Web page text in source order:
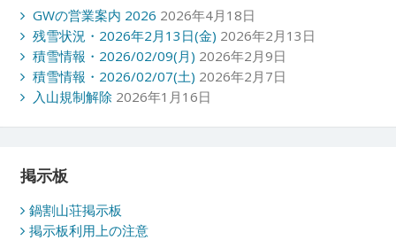
GWの営業案内 2026 2026年4月18日
残雪状況・2026年2月13日(金) 2026年2月13日
積雪情報・2026/02/09(月) 2026年2月9日
積雪情報・2026/02/07(土) 2026年2月7日
入山規制解除 2026年1月16日
掲示板
鍋割山荘掲示板
掲示板利用上の注意